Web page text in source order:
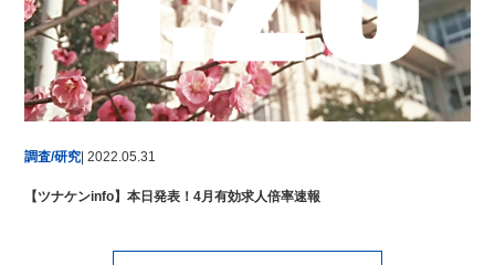
調査/研究| 2022.05.31
【ツナケンinfo】本日発表！4月有効求人倍率速報